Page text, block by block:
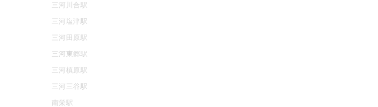
三河川合駅
三河塩津駅
三河田原駅
三河東郷駅
三河槙原駅
三河三谷駅
南栄駅